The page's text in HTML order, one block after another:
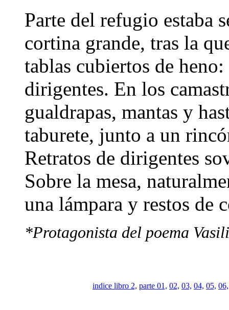
Parte del refugio estaba
cortina grande, tras la
tablas cubiertos de
dirigentes. En los
gualdrapas, mantas y
taburete, junto a un
Retratos de dirigentes
Sobre la mesa,
una lámpara y restos de
*Protagonista del poema
indice libro 2, parte 01, 02, 03, 04, 05, 06,